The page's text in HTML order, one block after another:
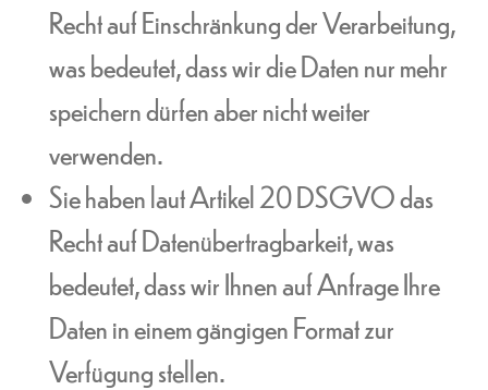
Recht auf Einschränkung der Verarbeitung,
was bedeutet, dass wir die Daten nur mehr
speichern dürfen aber nicht weiter
verwenden.
Sie haben laut Artikel 20 DSGVO das
Recht auf Datenübertragbarkeit, was
bedeutet, dass wir Ihnen auf Anfrage Ihre
Daten in einem gängigen Format zur
Verfügung stellen.